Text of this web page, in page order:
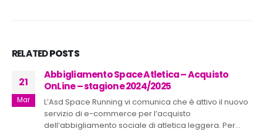
RELATEDPOSTS
21
Mar
Abbigliamento Space Atletica – Acquisto
OnLine – stagione 2024/2025
L’Asd Space Running vi comunica che è attivo il nuovo
servizio di e-commerce per l’acquisto
dell’abbigliamento sociale di atletica leggera. Per...